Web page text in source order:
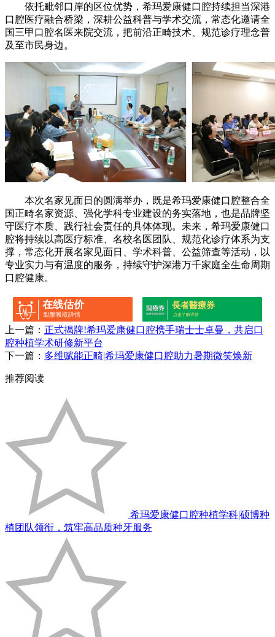
依托毗邻口岸的区位优势，希玛爱康健口腔持续担当深港
口腔医疗融合桥梁，深耕公益科普与学术交流，常态化邀请全
国三甲口腔名医来院交流，把前沿正畸技术、规范诊疗理念普
及至市民身边。
本次名家见面日的圆满举办，既是希玛爱康健口腔整合全
国正畸名家资源、强化学科专业建设的务实落地，也是品牌坚
守医疗本质、践行社会责任的具体体现。未来，希玛爱康健口
腔将持续以高医疗标准、名校名医团队、规范化诊疗体系为支
撑，常态化开展名家见面日、学术科普、公益筛查等活动，以
专业实力与有温度的服务，持续守护深港万千家庭全生命周期
口腔健康。
在线估价
點擊獲取詳情
長者醫療券
点击了解详情
上一篇： 正式揭牌!希玛爱康健口腔携手瑞士士卓曼，共启口
腔种植学术研修新平台
下一篇： 多维赋能正畸|希玛爱康健口腔助力暑期微笑焕新
推荐阅读
希玛爱康健口腔种植学科|硕博种
植团队领衔，筑牢高品质种牙服务